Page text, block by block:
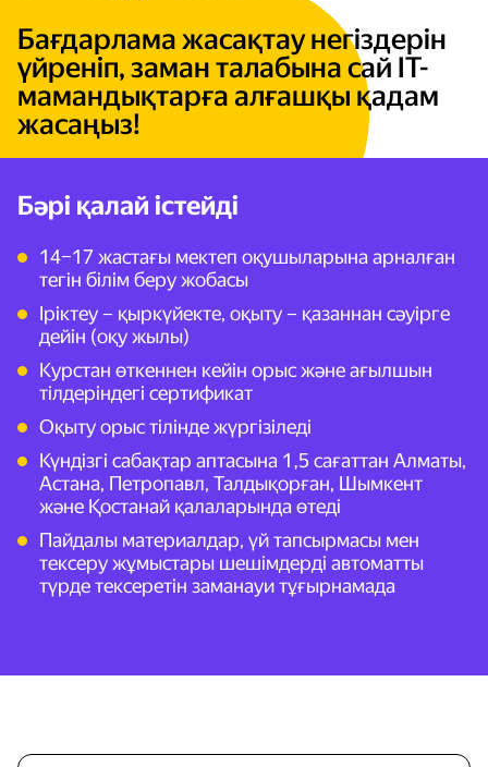
Бағдарлама жасақтау негіздерін
үйреніп, заман талабына сай ІТ-
мамандықтарға алғашқы қадам
жасаңыз!
Бәрі қалай істейді
14–17 жастағы мектеп оқушыларына арналған
тегін білім беру жобасы
Іріктеу – қыркүйекте, оқыту – қазаннан сәуірге
дейін (оқу жылы)
Курстан өткеннен кейін орыс және ағылшын
тілдеріндегі сертификат
Оқыту орыс тілінде жүргізіледі
Күндізгі сабақтар аптасына 1,5 сағаттан Алматы,
Астана, Петропавл, Талдықорған, Шымкент
және Қостанай қалаларында өтеді
Пайдалы материалдар, үй тапсырмасы мен
тексеру жұмыстары шешімдерді автоматты
түрде тексеретін заманауи тұғырнамада